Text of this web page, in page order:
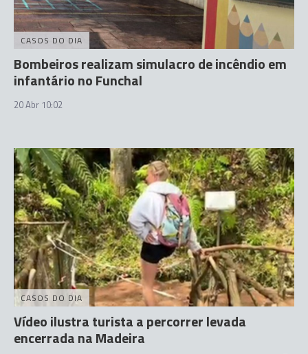
CASOS DO DIA
Bombeiros realizam simulacro de incêndio em
infantário no Funchal
20 Abr 10:02
CASOS DO DIA
Vídeo ilustra turista a percorrer levada
encerrada na Madeira